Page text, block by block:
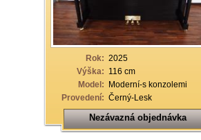
Rok: 2025
Výška: 116 cm
Model: Moderní-s konzolemi
Provedení: Černý-Lesk
Nezávazná objednávka